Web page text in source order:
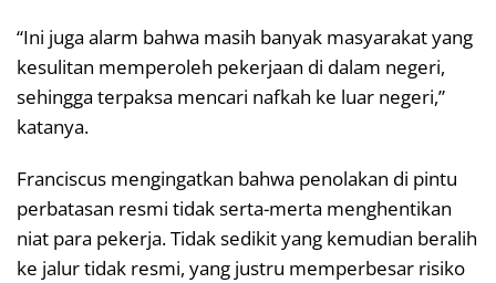
“Ini juga alarm bahwa masih banyak masyarakat yang
kesulitan memperoleh pekerjaan di dalam negeri,
sehingga terpaksa mencari nafkah ke luar negeri,”
katanya.
Franciscus mengingatkan bahwa penolakan di pintu
perbatasan resmi tidak serta-merta menghentikan
niat para pekerja. Tidak sedikit yang kemudian beralih
ke jalur tidak resmi, yang justru memperbesar risiko